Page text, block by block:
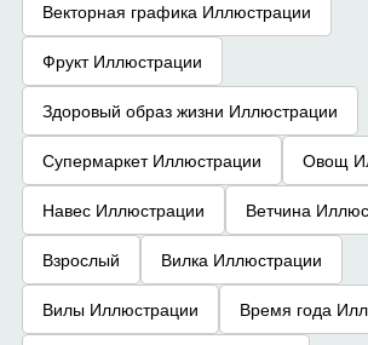
Векторная графика Иллюстрации
Фрукт Иллюстрации
Здоровый образ жизни Иллюстрации
Супермаркет Иллюстрации Овощ
Навес Иллюстрации Ветчина
Взрослый Вилка Иллюстрации
Вилы Иллюстрации Время года